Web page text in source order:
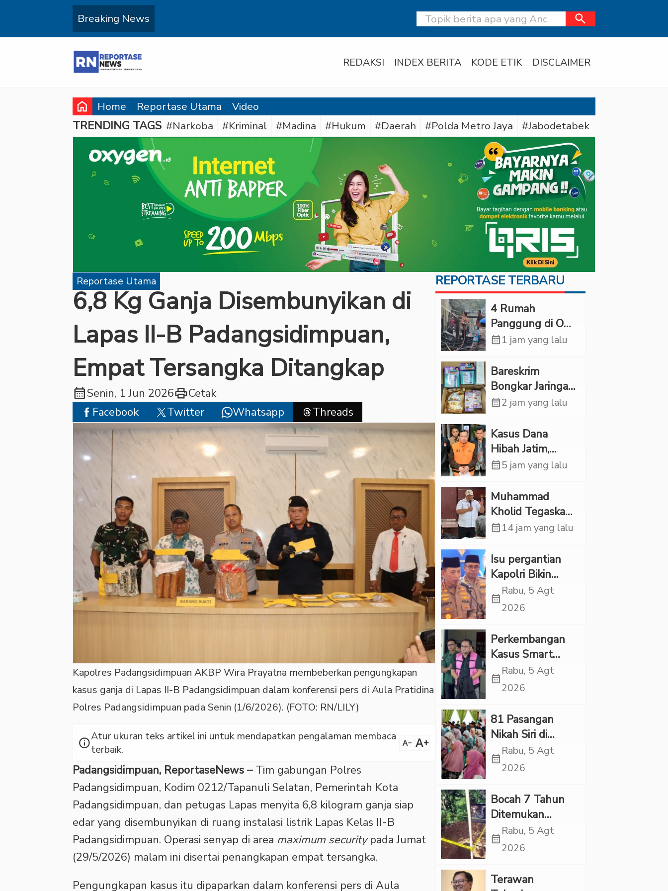
Breaking News search
REDAKSI INDEX BERITA KODE ETIK DISCLAIMER
home Home Reportase Utama Video
TRENDING TAGS #Narkoba #Kriminal #Madina #Hukum #Daerah #Polda Metro Jaya #Jabodetabek
Reportase Utama
6,8 Kg Ganja Disembunyikan di
Lapas II-B Padangsidimpuan,
Empat Tersangka Ditangkap
calendar_monthSenin, 1 Jun 2026printCetak
Facebook
Twitter Whatsapp Threads
Kapolres Padangsidimpuan AKBP Wira Prayatna membeberkan pengungkapan
kasus ganja di Lapas II-B Padangsidimpuan dalam konferensi pers di Aula Pratidina
Polres Padangsidimpuan pada Senin (1/6/2026). (FOTO: RN/LILY)
infoAtur ukuran teks artikel ini untuk mendapatkan pengalaman membaca
terbaik.
text_decrease text_increase
Padangsidimpuan, ReportaseNews – Tim gabungan Polres
Padangsidimpuan, Kodim 0212/Tapanuli Selatan, Pemerintah Kota
Padangsidimpuan, dan petugas Lapas menyita 6,8 kilogram ganja siap
edar yang disembunyikan di ruang instalasi listrik Lapas Kelas II-B
Padangsidimpuan. Operasi senyap di area maximum securitypada Jumat
(29/5/2026) malam ini disertai penangkapan empat tersangka.
Pengungkapan kasus itu dipaparkan dalam konferensi pers di Aula
REPORTASE TERBARU
‎4 Rumah
Panggung di OKI
Ludes Terbakar,
Rp1 Miliar
calendar_month1 jam yang lalu
Bareskrim
Bongkar Jaringan
Etomidate dari
Pelaku Ditangkap
calendar_month2 jam yang lalu
Kasus Dana
Hibah Jatim,
Siliwangi: Partai
Jawab Etik-Politik
calendar_month5 jam yang lalu
Muhammad
Kholid Tegaskan
Propaganda
Dilarang dan
Minta Negara
Melindungi
Korban
calendar_month14 jam yang lalu
Isu pergantian
Kapolri Bikin
Panas, JMP Puji
Respons Jenderal
“Adem”
calendar_month
Rabu, 5 Agt
2026
Perkembangan
Kasus Smart
Village, Jaksa
Kembali Periksa
calendar_month
Rabu, 5 Agt
2026
81 Pasangan
Nikah Siri di
Tapsel Ikuti
Sidang Isbat
calendar_month
Rabu, 5 Agt
2026
Bocah 7 Tahun
Ditemukan
Tewas dalam
Sumur di Tapsel,
Kekerasan
calendar_month
Rabu, 5 Agt
2026
Terawan